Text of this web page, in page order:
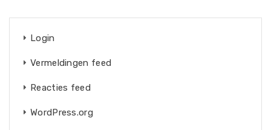
Login
Vermeldingen feed
Reacties feed
WordPress.org